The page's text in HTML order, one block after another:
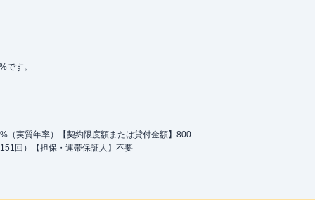
です。
（実質年率）【契約限度額または貸付金額】800
回）【担保・連帯保証人】不要